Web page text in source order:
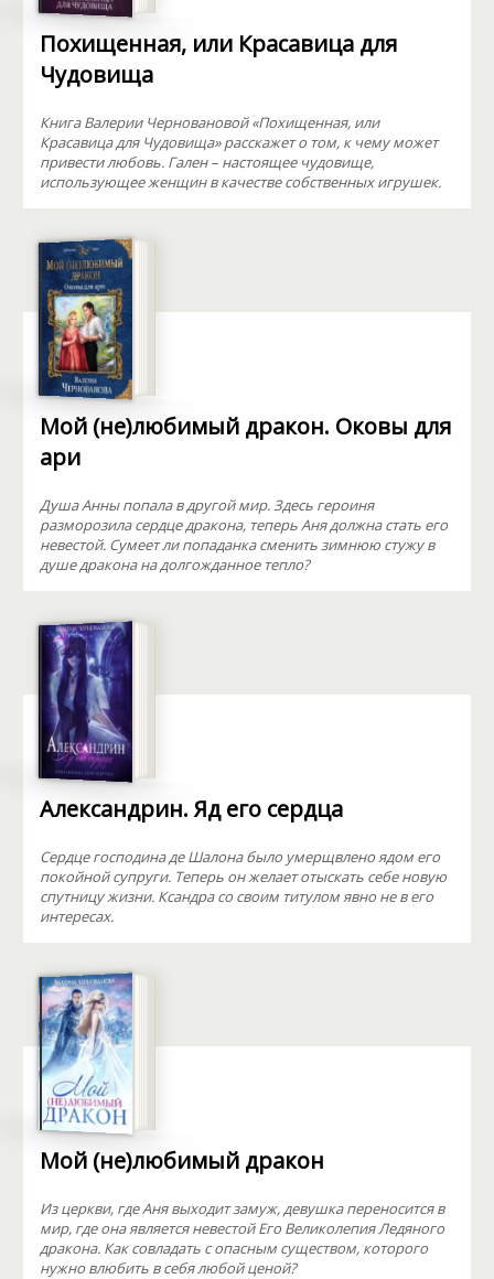
Похищенная, или Красавица для
Чудовища
Книга Валерии Черновановой «Похищенная, или
Красавица для Чудовища» расскажет о том, к чему может
привести любовь. Гален – настоящее чудовище,
использующее женщин в качестве собственных игрушек.
Мой (не)любимый дракон. Оковы для
ари
Душа Анны попала в другой мир. Здесь героиня
разморозила сердце дракона, теперь Аня должна стать его
невестой. Сумеет ли попаданка сменить зимнюю стужу в
душе дракона на долгожданное тепло?
Александрин. Яд его сердца
Сердце господина де Шалона было умерщвлено ядом его
покойной супруги. Теперь он желает отыскать себе новую
спутницу жизни. Ксандра со своим титулом явно не в его
интересах.
Мой (не)любимый дракон
Из церкви, где Аня выходит замуж, девушка переносится в
мир, где она является невестой Его Великолепия Ледяного
дракона. Как совладать с опасным существом, которого
нужно влюбить в себя любой ценой?